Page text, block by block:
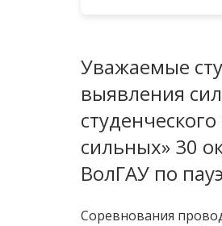
Уважаемые
выявления
сильных» 30
ВолГАУ по
Соревнования